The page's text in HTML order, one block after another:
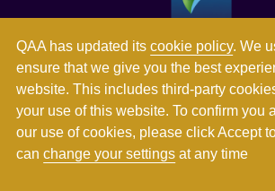
QAA has updated itscookie policy. We
ensure that we give you the best
website. This includes third-party
your use of this website. To confirm you
our use of cookies, please click Accept
canchange your settings at any time